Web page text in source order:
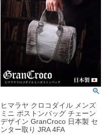
ヒマラヤ クロコダイル メンズ
ミニ ボストンバッグ チェーン
デザイン GranCroco 日本製 セ
ンター取り JRA 4FA